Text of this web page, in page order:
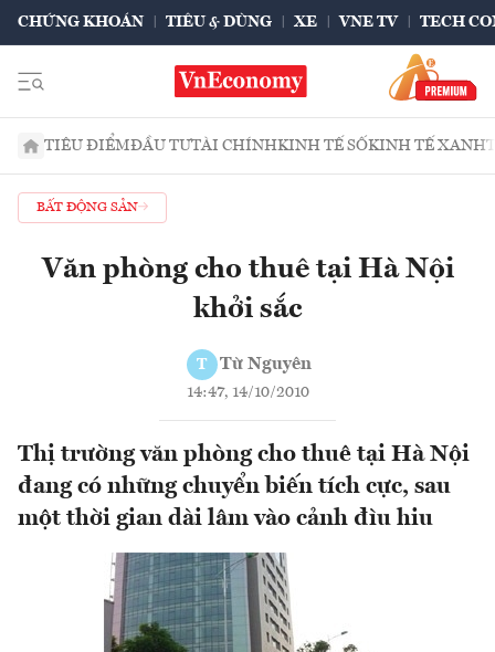
CHỨNG KHOÁN TIÊU & DÙNG XE VNE TV TECH
TIÊU ĐIỂMĐẦU TƯTÀI CHÍNHKINH TẾ SỐKINH TẾ XANH
BẤT ĐỘNG SẢN
Văn phòng cho thuê tại Hà Nội
khởi sắc
T Từ Nguyên
14:47, 14/10/2010
Thị trường văn phòng cho thuê tại Hà Nội
đang có những chuyển biến tích cực, sau
một thời gian dài lâm vào cảnh đìu hiu